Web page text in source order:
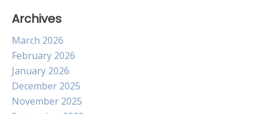
Archives
March 2026
February 2026
January 2026
December 2025
November 2025